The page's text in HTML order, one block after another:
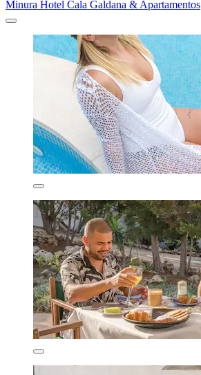
Minura Hotel Cala Galdana & Apartamentos